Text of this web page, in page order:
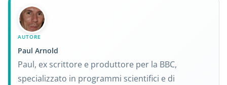
AUTORE
Paul Arnold
Paul, ex scrittore e produttore per la BBC,
specializzato in programmi scientifici e di